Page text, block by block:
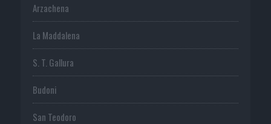
Arzachena
La Maddalena
S. T. Gallura
Budoni
San Teodoro